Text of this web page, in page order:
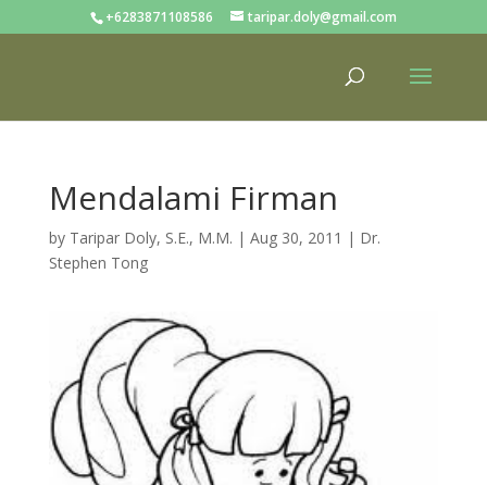
+6283871108586 taripar.doly@gmail.com
Mendalami Firman
by Taripar Doly, S.E., M.M. | Aug 30, 2011 | Dr.
Stephen Tong